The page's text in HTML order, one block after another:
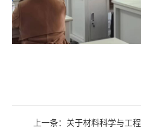
上一条： 关于材料科学与工